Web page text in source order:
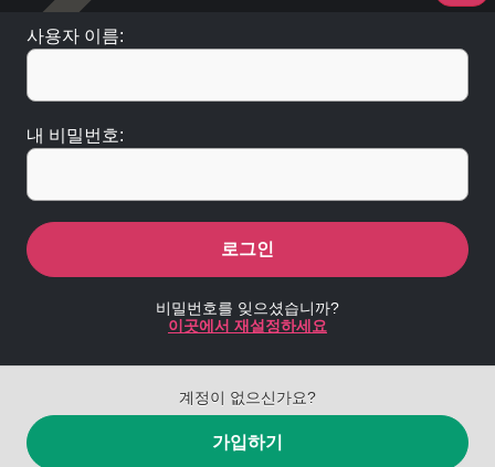
사용자 이름:
내 비밀번호:
로그인
비밀번호를 잊으셨습니까?
이곳에서 재설정하세요
계정이 없으신가요?
가입하기